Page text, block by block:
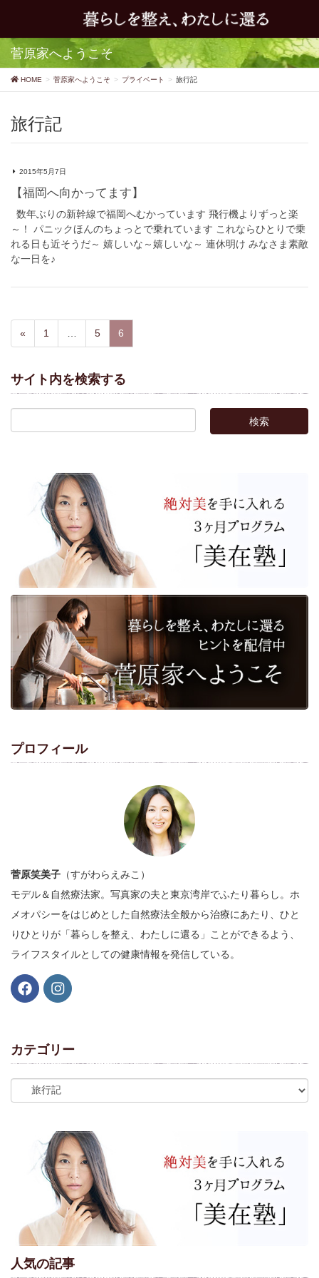
菅原家へようこそ
HOME 菅原家へようこそ プライベート 旅行記
旅行記
2015年5月7日
【福岡へ向かってます】
数年ぶりの新幹線で福岡へむかっています 飛行機よりずっと楽
～！ パニックほんのちょっとで乗れています これならひとりで乗
れる日も近そうだ～ 嬉しいな～嬉しいな～ 連休明け みなさま素敵
な一日を♪
« 1 5 6
サイト内を検索する
プロフィール
菅原笑美子 （すがわらえみこ）
モデル＆自然療法家。写真家の夫と東京湾岸でふたり暮らし。ホ
メオパシーをはじめとした自然療法全般から治療にあたり、ひと
りひとりが「暮らしを整え、わたしに還る」ことができるよう、
ライフスタイルとしての健康情報を発信している。
カテゴリー
人気の記事